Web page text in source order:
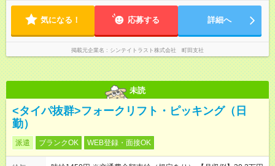
気になる！ 応募する 詳細へ
掲載元企業名 シンテイトラスト株式会社 町田支社
未読
<タイパ抜群>フォークリフト・ピッキング（日
勤）
派遣 ブランクOK WEB登録・面接OK